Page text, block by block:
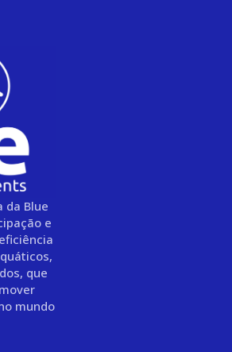
da Blue
e
que
mundo